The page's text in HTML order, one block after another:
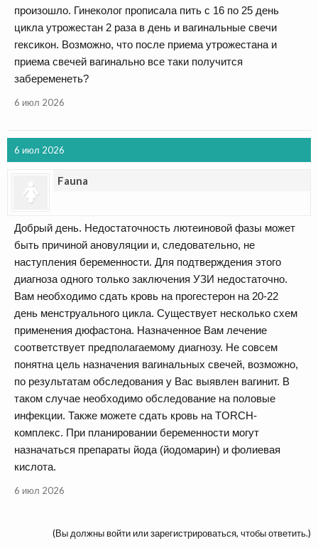
произошло. Гинеколог прописала пить с 16 по 25 день
цикла утрожестан 2 раза в день и вагинальные свечи
гексикон. Возможно, что после приема утрожестана и
приема свечей вагинально все таки получится
забеременеть?
6 июл 2026
6 июл 2026
Fauna
Добрый день. Недостаточность лютеиновой фазы может
быть причиной ановуляции и, следовательно, не
наступления беременности. Для подтверждения этого
диагноза одного только заключения УЗИ недостаточно.
Вам необходимо сдать кровь на прогестерон на 20-22
день менструального цикла. Существует несколько схем
применения дюфастона. Назначенное Вам лечение
соответствует предполагаемому диагнозу. Не совсем
понятна цель назначения вагинальных свечей, возможно,
по результатам обследования у Вас выявлен вагинит. В
таком случае необходимо обследование на половые
инфекции. Также можете сдать кровь на TORCH-
комплекс. При планировании беременности могут
назначаться препараты йода (йодомарин) и фолиевая
кислота.
6 июл 2026
(Вы должны войти или зарегистрироваться, чтобы ответить.)